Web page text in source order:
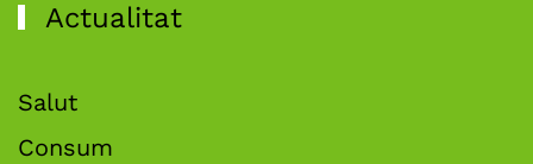
Actualitat
Salut
Consum